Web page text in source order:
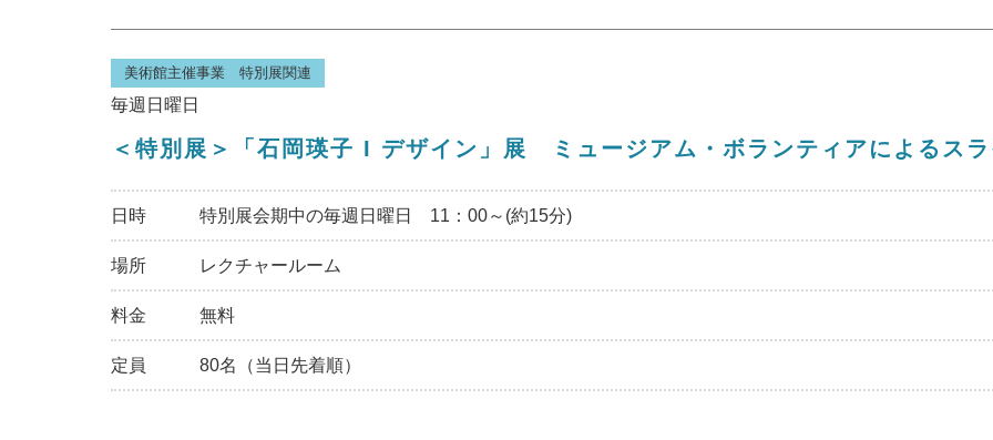
美術館主催事業 特別展関連
毎週日曜日
＜特別展＞「石岡瑛子 I デザイン」展 ミュージアム・ボランティアによるス
日時 特別展会期中の毎週日曜日 11：00～(約15分)
場所 レクチャールーム
料金 無料
定員 80名（当日先着順）